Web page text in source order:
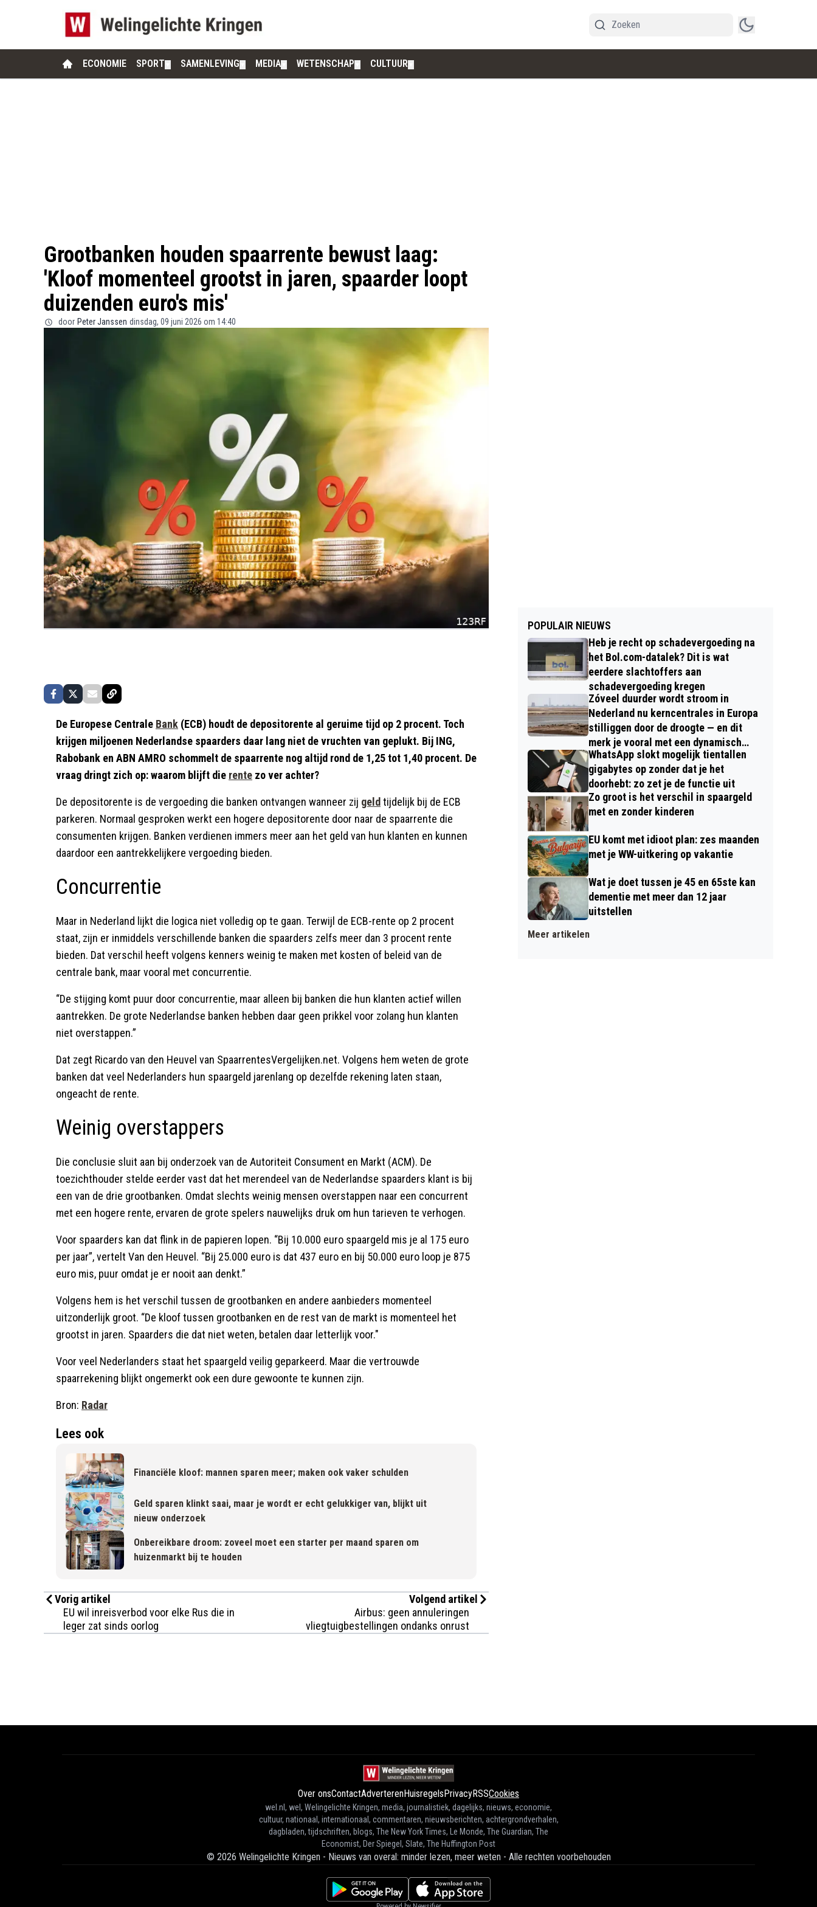
ECONOMIE SPORT SAMENLEVING MEDIA WETENSCHAP CULTUUR
Grootbanken houden spaarrente bewust laag:
'Kloof momenteel grootst in jaren, spaarder loopt
duizenden euro's mis'
door Peter Janssen dinsdag, 09 juni 2026 om 14:40
De Europese Centrale Bank (ECB) houdt de depositorente al geruime tijd op 2 procent. Toch
krijgen miljoenen Nederlandse spaarders daar lang niet de vruchten van geplukt. Bij ING,
Rabobank en ABN AMRO schommelt de spaarrente nog altijd rond de 1,25 tot 1,40 procent. De
vraag dringt zich op: waarom blijft die rente zo ver achter?
De depositorente is de vergoeding die banken ontvangen wanneer zij geldtijdelijk bij de ECB
parkeren. Normaal gesproken werkt een hogere depositorente door naar de spaarrente die
consumenten krijgen. Banken verdienen immers meer aan het geld van hun klanten en kunnen
daardoor een aantrekkelijkere vergoeding bieden.
Concurrentie
Maar in Nederland lijkt die logica niet volledig op te gaan. Terwijl de ECB-rente op 2 procent
staat, zijn er inmiddels verschillende banken die spaarders zelfs meer dan 3 procent rente
bieden. Dat verschil heeft volgens kenners weinig te maken met kosten of beleid van de
centrale bank, maar vooral met concurrentie.
“De stijging komt puur door concurrentie, maar alleen bij banken die hun klanten actief willen
aantrekken. De grote Nederlandse banken hebben daar geen prikkel voor zolang hun klanten
niet overstappen.”
Dat zegt Ricardo van den Heuvel van SpaarrentesVergelijken.net. Volgens hem weten de grote
banken dat veel Nederlanders hun spaargeld jarenlang op dezelfde rekening laten staan,
ongeacht de rente.
Weinig overstappers
Die conclusie sluit aan bij onderzoek van de Autoriteit Consument en Markt (ACM). De
toezichthouder stelde eerder vast dat het merendeel van de Nederlandse spaarders klant is bij
een van de drie grootbanken. Omdat slechts weinig mensen overstappen naar een concurrent
met een hogere rente, ervaren de grote spelers nauwelijks druk om hun tarieven te verhogen.
Voor spaarders kan dat flink in de papieren lopen. “Bij 10.000 euro spaargeld mis je al 175 euro
per jaar”, vertelt Van den Heuvel. “Bij 25.000 euro is dat 437 euro en bij 50.000 euro loop je 875
euro mis, puur omdat je er nooit aan denkt.”
Volgens hem is het verschil tussen de grootbanken en andere aanbieders momenteel
uitzonderlijk groot. “De kloof tussen grootbanken en de rest van de markt is momenteel het
grootst in jaren. Spaarders die dat niet weten, betalen daar letterlijk voor."
Voor veel Nederlanders staat het spaargeld veilig geparkeerd. Maar die vertrouwde
spaarrekening blijkt ongemerkt ook een dure gewoonte te kunnen zijn.
Bron: Radar
Lees ook
Financiële kloof: mannen sparen meer; maken ook vaker schulden
Geld sparen klinkt saai, maar je wordt er echt gelukkiger van, blijkt uit
nieuw onderzoek
Onbereikbare droom: zoveel moet een starter per maand sparen om
huizenmarkt bij te houden
Vorig artikel
EU wil inreisverbod voor elke Rus die in
leger zat sinds oorlog
Volgend artikel
Airbus: geen annuleringen
vliegtuigbestellingen ondanks onrust
POPULAIR NIEUWS
Heb je recht op schadevergoeding na
het Bol.com-datalek? Dit is wat
eerdere slachtoffers aan
schadevergoeding kregen
Zóveel duurder wordt stroom in
Nederland nu kerncentrales in Europa
stilliggen door de droogte — en dit
merk je vooral met een dynamisch
contract
WhatsApp slokt mogelijk tientallen
gigabytes op zonder dat je het
doorhebt: zo zet je de functie uit
Zo groot is het verschil in spaargeld
met en zonder kinderen
EU komt met idioot plan: zes maanden
met je WW-uitkering op vakantie
Wat je doet tussen je 45 en 65ste kan
dementie met meer dan 12 jaar
uitstellen
Meer artikelen
Over onsContactAdverterenHuisregelsPrivacyRSSCookies
wel.nl, wel, Welingelichte Kringen, media, journalistiek, dagelijks, nieuws, economie,
cultuur, nationaal, internationaal, commentaren, nieuwsberichten, achtergrondverhalen,
dagbladen, tijdschriften, blogs, The New York Times, Le Monde, The Guardian, The
Economist, Der Spiegel, Slate, The Huffington Post
© 2026 Welingelichte Kringen - Nieuws van overal: minder lezen, meer weten - Alle rechten voorbehouden